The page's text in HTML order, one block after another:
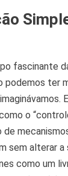
fascinante
podemos ter
o
de
sem alterar a
como um